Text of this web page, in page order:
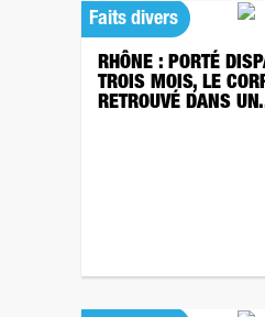
Faits divers
RHÔNE : PORTÉ
TROIS MOIS, LE
RETROUVÉ DANS